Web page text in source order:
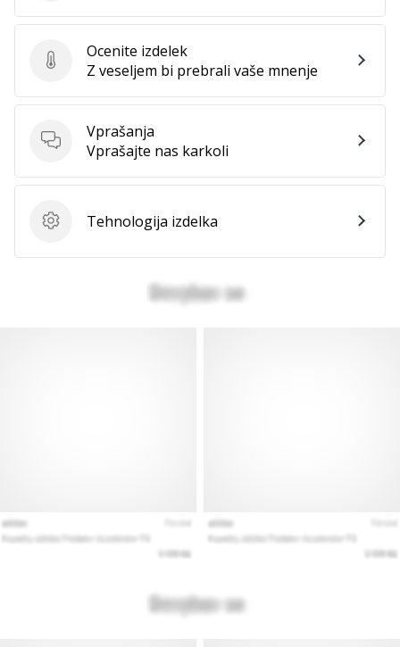
Ocenite izdelek
Ocenite izdelek
Z veseljem bi prebrali vaše mnenje
Vprašanja
Vprašanja
Vprašajte nas karkoli
Tehnologija izdelka
Tehnologija izdelka